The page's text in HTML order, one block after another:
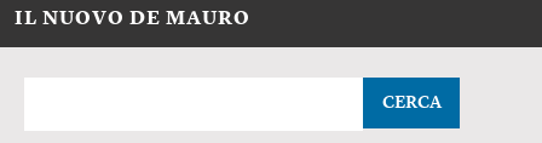
IL NUOVO DE MAURO
CERCA